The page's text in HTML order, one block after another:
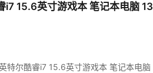
i7 15.6英寸游戏本 笔记本电脑
特尔酷睿i7 15.6英寸游戏本 笔记本